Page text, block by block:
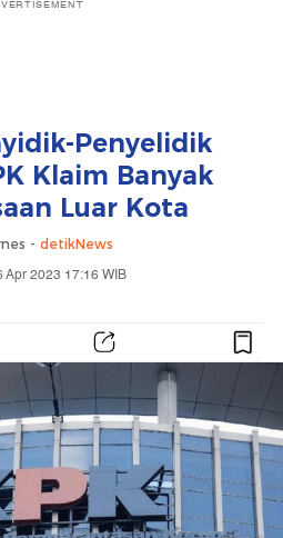
Penyelidik
Klaim Banyak
Luar Kota
- detikNews
Apr 2023 17:16 WIB